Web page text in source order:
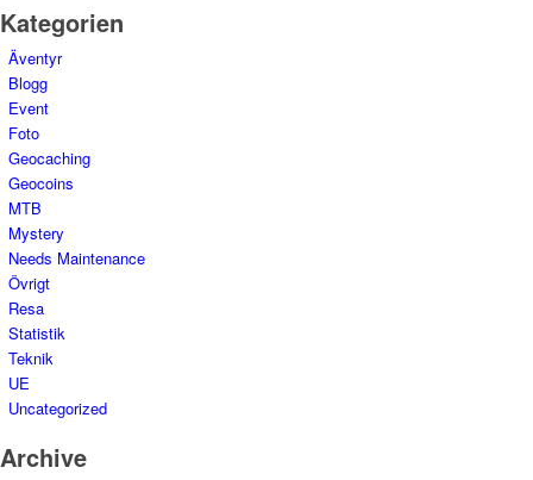
Kategorien
Äventyr
Blogg
Event
Foto
Geocaching
Geocoins
MTB
Mystery
Needs Maintenance
Övrigt
Resa
Statistik
Teknik
UE
Uncategorized
Archive